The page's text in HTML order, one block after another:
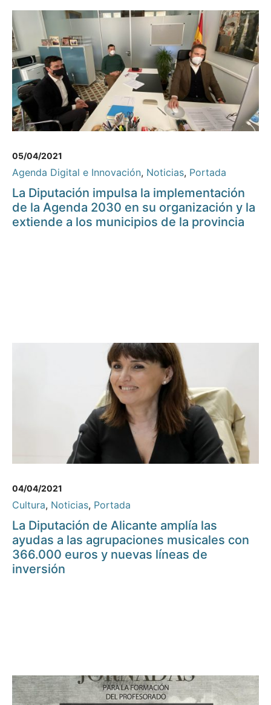
05/04/2021
Agenda Digital e Innovación, Noticias, Portada
La Diputación impulsa la implementación
de la Agenda 2030 en su organización y la
extiende a los municipios de la provincia
04/04/2021
Cultura, Noticias, Portada
La Diputación de Alicante amplía las
ayudas a las agrupaciones musicales con
366.000 euros y nuevas líneas de
inversión